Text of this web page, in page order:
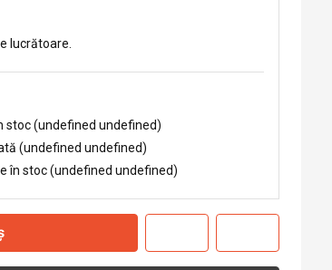
lucrătoare.
stoc (undefined undefined)
(undefined undefined)
în stoc (undefined undefined)